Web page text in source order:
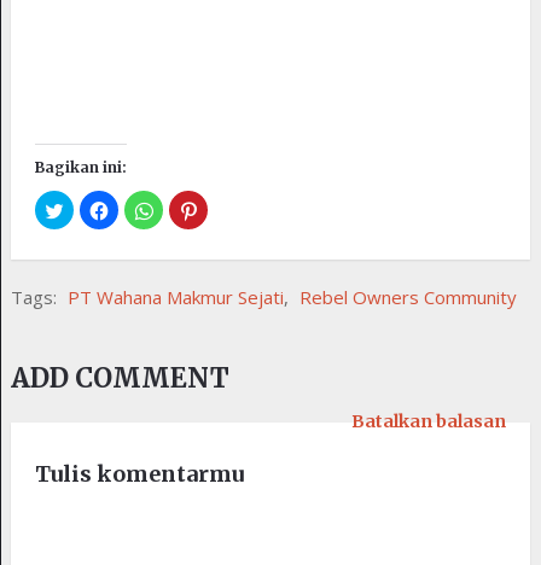
Bagikan ini:
Tags: PT Wahana Makmur Sejati, Rebel Owners Community
ADD COMMENT
Tulis komentarmu
Batalkan balasan